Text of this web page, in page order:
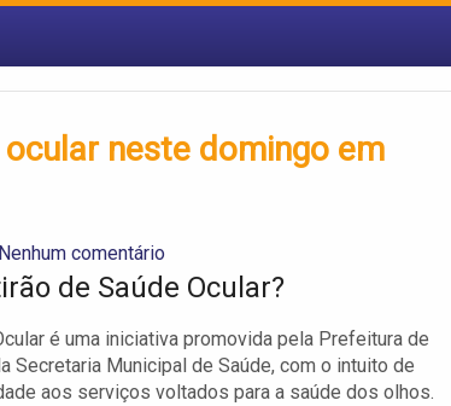
neste domingo em
Nenhum comentário
de Saúde Ocular?
é uma iniciativa promovida pela Prefeitura de
Secretaria Municipal de Saúde, com o intuito de
aos serviços voltados para a saúde dos olhos.